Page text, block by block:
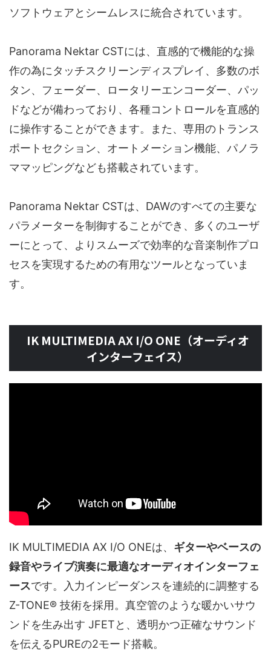
ソフトウェアとシームレスに統合されています。
Panorama Nektar CSTには、直感的で機能的な操
作の為にタッチスクリーンディスプレイ、多数のボ
タン、フェーダー、ロータリーエンコーダー、パッ
ドなどが備わっており、各種コントロールを直感的
に操作することができます。また、専用のトランス
ポートセクション、オートメーション機能、パノラ
ママッピングなども搭載されています。
Panorama Nektar CSTは、DAWのすべての主要な
パラメーターを制御することができ、多くのユーザ
ーにとって、よりスムーズで効率的な音楽制作プロ
セスを実現するための有用なツールとなっていま
す。
IK MULTIMEDIA AX I/O ONE（オーディオ
インターフェイス）
IK MULTIMEDIA AX I/O ONEは、 ギターやベースの
録音やライブ演奏に最適なオーディオインターフェ
ースです。入力インピーダンスを連続的に調整する
Z-TONE® 技術を採用。真空管のような暖かいサウ
ンドを生み出す JFETと、透明かつ正確なサウンド
を伝えるPUREの2モード搭載。